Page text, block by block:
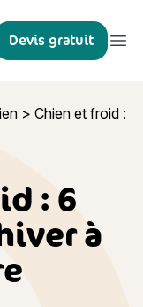
Devis gratuit
> Chien et froid :
: 6
à